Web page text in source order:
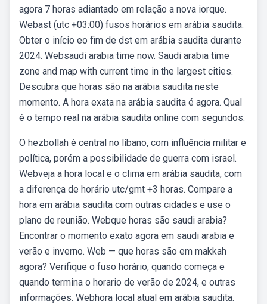
agora 7 horas adiantado em relação a nova iorque.
Webast (utc +03:00) fusos horários em arábia saudita.
Obter o início eo fim de dst em arábia saudita durante
2024. Websaudi arabia time now. Saudi arabia time
zone and map with current time in the largest cities.
Descubra que horas são na arábia saudita neste
momento. A hora exata na arábia saudita é agora. Qual
é o tempo real na arábia saudita online com segundos.
O hezbollah é central no líbano, com influência militar e
política, porém a possibilidade de guerra com israel.
Webveja a hora local e o clima em arábia saudita, com
a diferença de horário utc/gmt +3 horas. Compare a
hora em arábia saudita com outras cidades e use o
plano de reunião. Webque horas são saudi arabia?
Encontrar o momento exato agora em saudi arabia e
verão e inverno. Web — que horas são em makkah
agora? Verifique o fuso horário, quando começa e
quando termina o horario de verão de 2024, e outras
informações. Webhora local atual em arábia saudita.